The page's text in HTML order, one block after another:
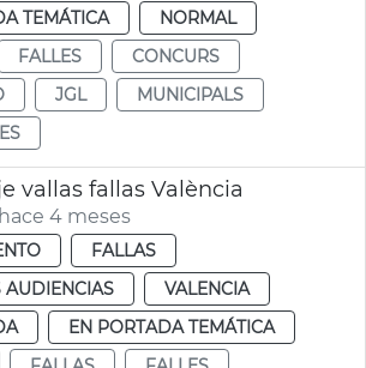
TEMÁTICA
NORMAL
FALLES
CONCURS
JGL
MUNICIPALS
vallas fallas València
4 meses
FALLAS
AUDIENCIAS
VALENCIA
EN PORTADA TEMÁTICA